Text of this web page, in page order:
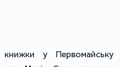
у Первомайську